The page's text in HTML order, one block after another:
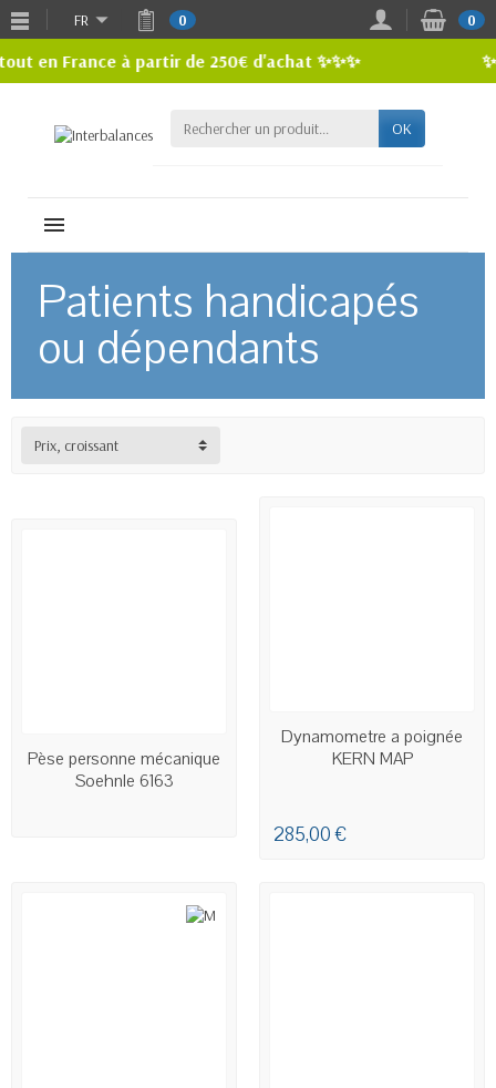
en France à partir de 250€ d'achat ✨✨✨
FR 0 0
OK
Patients handicapés
ou dépendants
Prix, croissant
Pèse personne mécanique
Soehnle 6163
EN STOCK
Dynamometre a poignée
KERN MAP
285,00 €